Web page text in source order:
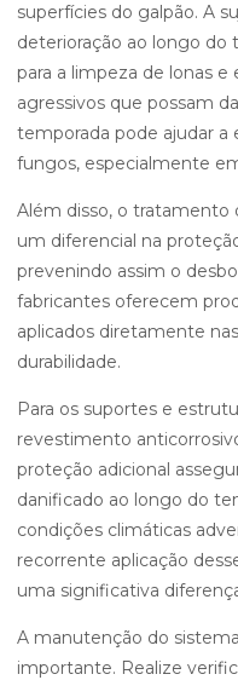
superfícies do galpão. A
deterioração ao longo do
para a limpeza de lonas
agressivos que possam
temporada pode ajudar
fungos, especialmente
Além disso, o tratamento
um diferencial na
prevenindo assim o
fabricantes oferecem
aplicados diretamente
durabilidade.
Para os suportes e
revestimento
proteção adicional
danificado ao longo do
condições climáticas
recorrente aplicação
uma significativa
A manutenção do
importante. Realize